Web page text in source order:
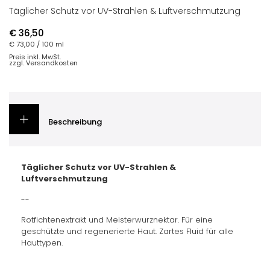
Täglicher Schutz vor UV-Strahlen & Luftverschmutzung
€ 36,50
€ 73,00 / 100 ml
Preis inkl. MwSt.
zzgl. Versandkosten
Beschreibung
Täglicher Schutz vor UV-Strahlen &
Luftverschmutzung
--
Rotfichtenextrakt und Meisterwurznektar. Für eine
geschützte und regenerierte Haut. Zartes Fluid für alle
Hauttypen.